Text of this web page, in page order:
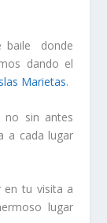
baile donde
dando el
Marietas.
no sin antes
a cada lugar
en tu visita a
lugar